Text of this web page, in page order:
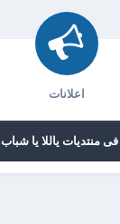
اعلانات
منتديات ياللا يا شباب